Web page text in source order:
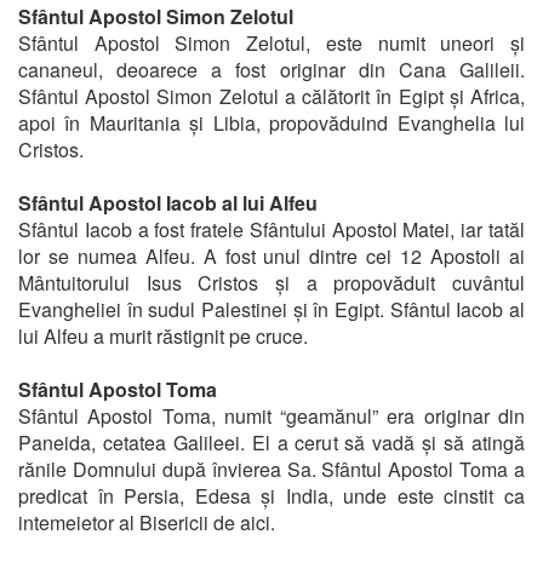
Sfântul Apostol Simon Zelotul
Sfântul Apostol Simon Zelotul, este numit uneori și
cananeul, deoarece a fost originar din Cana Galileii.
Sfântul Apostol Simon Zelotul a călătorit în Egipt și Africa,
apoi în Mauritania și Libia, propovăduind Evanghelia lui
Cristos.
Sfântul Apostol Iacob al lui Alfeu
Sfântul Iacob a fost fratele Sfântului Apostol Matei, iar tatăl
lor se numea Alfeu. A fost unul dintre cei 12 Apostoli ai
Mântuitorului Isus Cristos și a propovăduit cuvântul
Evangheliei în sudul Palestinei și în Egipt. Sfântul Iacob al
lui Alfeu a murit răstignit pe cruce.
Sfântul Apostol Toma
Sfântul Apostol Toma, numit “geamănul” era originar din
Paneida, cetatea Galileei. El a cerut să vadă și să atingă
rănile Domnului după învierea Sa. Sfântul Apostol Toma a
predicat în Persia, Edesa și India, unde este cinstit ca
intemeietor al Bisericii de aici.